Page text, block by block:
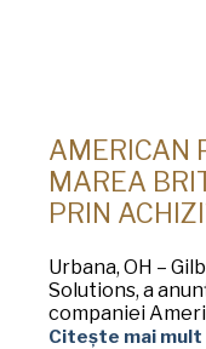
AMERICAN
MAREA
PRIN
Urbana, OH –
Solutions, a
companiei
Citește mai mult